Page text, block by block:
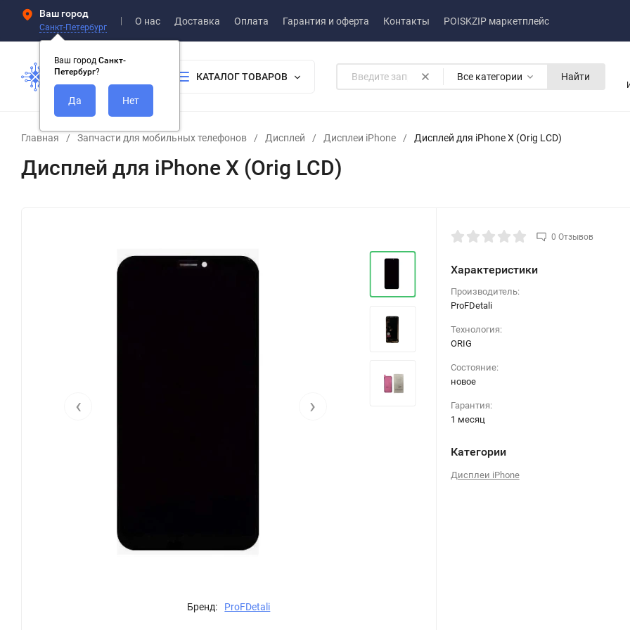
Ваш город
Санкт-Петербург
Ваш город Санкт-
Петербург?
О нас Доставка Оплата Гарантия и оферта Контакты POISKZIP маркетплейс
КАТАЛОГ ТОВАРОВ Все категории Найти
Главная / Запчасти для мобильных телефонов / Дисплей / Дисплеи iPhone / Дисплей для iPhone X (Orig LCD)
Дисплей для iPhone X (Orig LCD)
‹ ›
Бренд: ProFDetali
0 Отзывов
Характеристики
Производитель:
ProFDetali
Технология:
ORIG
Состояние:
новое
Гарантия:
1 месяц
Категории
Дисплеи iPhone